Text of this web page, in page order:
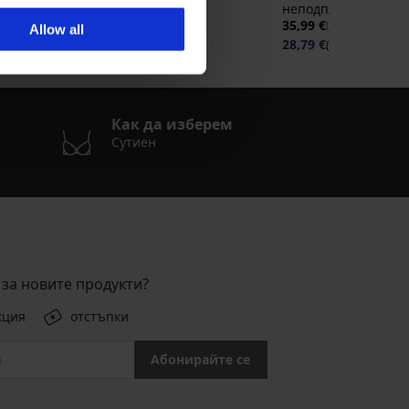
Allow all
69,99 €
неподплатен
неподплатен
35,99 €(70,39 лв.)
28,79 €(56,31 лв.)
Как да изберем
Сутиен
новите продукти?
отстъпки
Абонирайте се